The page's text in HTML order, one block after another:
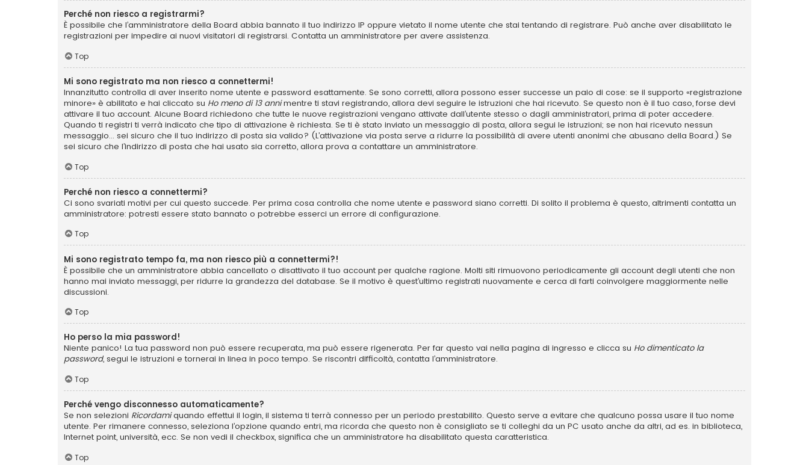
Perché non riesco a registrarmi?
È possibile che l’amministratore della Board abbia bannato il tuo indirizzo IP oppure vietato il nome utente che stai tentando di registrare. Può anche aver disabilitato le
registrazioni per impedire ai nuovi visitatori di registrarsi. Contatta un amministratore per avere assistenza.
Top
Mi sono registrato ma non riesco a connettermi!
Innanzitutto controlla di aver inserito nome utente e password esattamente. Se sono corretti, allora possono esser successe un paio di cose: se il supporto «registrazione
minore» è abilitato e hai cliccato su Ho meno di 13 annimentre ti stavi registrando, allora devi seguire le istruzioni che hai ricevuto. Se questo non è il tuo caso, forse devi
attivare il tuo account. Alcune Board richiedono che tutte le nuove registrazioni vengano attivate dall’utente stesso o dagli amministratori, prima di poter accedere.
Quando ti registri ti verrà indicato che tipo di attivazione è richiesta. Se ti è stato inviato un messaggio di posta, allora segui le istruzioni; se non hai ricevuto nessun
messaggio... sei sicuro che il tuo indirizzo di posta sia valido? (L’attivazione via posta serve a ridurre la possibilità di avere utenti anonimi che abusano della Board.) Se
sei sicuro che l’indirizzo di posta che hai usato sia corretto, allora prova a contattare un amministratore.
Top
Perché non riesco a connettermi?
Ci sono svariati motivi per cui questo succede. Per prima cosa controlla che nome utente e password siano corretti. Di solito il problema è questo, altrimenti contatta un
amministratore: potresti essere stato bannato o potrebbe esserci un errore di configurazione.
Top
Mi sono registrato tempo fa, ma non riesco più a connettermi?!
È possibile che un amministratore abbia cancellato o disattivato il tuo account per qualche ragione. Molti siti rimuovono periodicamente gli account degli utenti che non
hanno mai inviato messaggi, per ridurre la grandezza del database. Se il motivo è quest’ultimo registrati nuovamente e cerca di farti coinvolgere maggiormente nelle
discussioni.
Top
Ho perso la mia password!
Niente panico! La tua password non può essere recuperata, ma può essere rigenerata. Per far questo vai nella pagina di ingresso e clicca su Ho dimenticato la
password, segui le istruzioni e tornerai in linea in poco tempo. Se riscontri difficoltà, contatta l’amministratore.
Top
Perché vengo disconnesso automaticamente?
Se non selezioni Ricordamiquando effettui il login, il sistema ti terrà connesso per un periodo prestabilito. Questo serve a evitare che qualcuno possa usare il tuo nome
utente. Per rimanere connesso, seleziona l’opzione quando entri, ma ricorda che questo non è consigliato se ti colleghi da un PC usato anche da altri, ad es. in biblioteca,
Internet point, università, ecc. Se non vedi il checkbox, significa che un amministratore ha disabilitato questa caratteristica.
Top